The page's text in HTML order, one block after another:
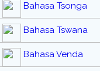
Bahasa Tsonga
Bahasa Tswana
Bahasa Venda